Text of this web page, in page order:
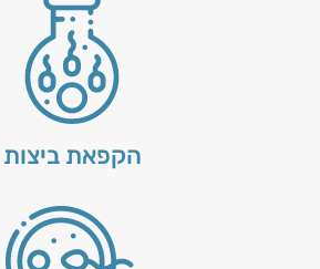
הקפאת ביצות